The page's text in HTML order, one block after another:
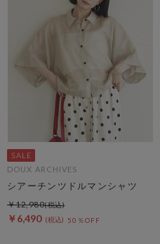
DOUX ARCHIVES
シアーチンツドルマンシャツ
￥6,490 50％OFF
￥12,980